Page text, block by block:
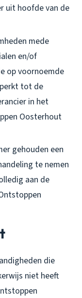
uit hoofde van de
mede
en/of
op voornoemde
tot de
in het
Oosterhout
gehouden een
te nemen
aan de
die
niet heeft